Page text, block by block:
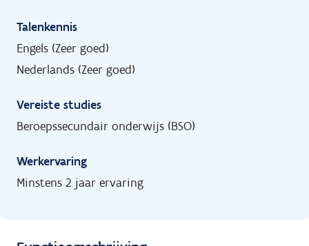
Talenkennis
Engels (Zeer goed)
Nederlands (Zeer goed)
Vereiste studies
Beroepssecundair onderwijs (BSO)
Werkervaring
Minstens 2 jaar ervaring